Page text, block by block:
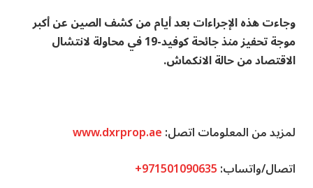
وجاءت هذه الإجراءات بعد أيام من كشف الصين عن أكبر
موجة تحفيز منذ جائحة كوفيد-19 في محاولة لانتشال
الاقتصاد من حالة الانكماش.
لمزيد من المعلومات اتصل:www.dxrprop.ae
اتصال/واتساب:+971501090635